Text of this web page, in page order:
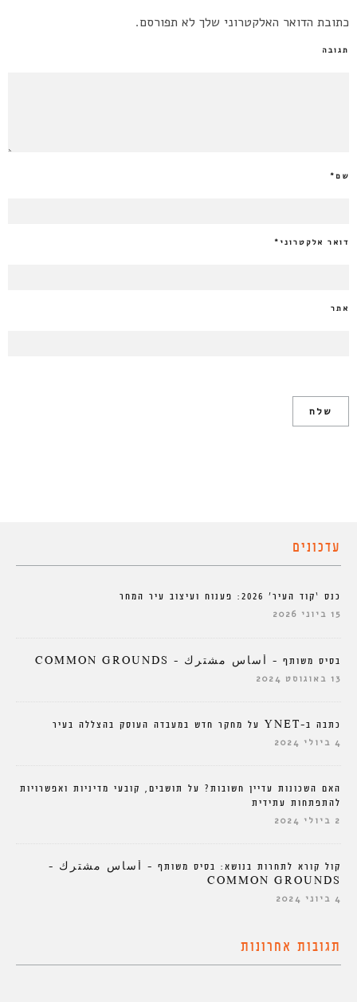
כתובת הדואר האלקטרוני שלך לא תפורסם.
תגובה
שם*
דואר אלקטרוני *
אתר
עדכונים
כנס ‘קוד העיר’ 2026: פענוח ועיצוב עיר המחר
15 ביוני 2026
בסיס משותף – أساس مشترك – COMMON GROUNDS
13 באוגוסט 2024
כתבה ב-YNET על מחקר חדש במעבדה העוסק בהצללה בעיר
4 ביולי 2024
האם השכונות עדיין חשובות? על תושבים, קובעי מדיניות ואפשרויות
להתפתחות עתידית
2 ביולי 2024
קול קורא לתחרות בנושא: בסיס משותף – أساس مشترك –
COMMON GROUNDS
4 ביוני 2024
תגובות אחרונות